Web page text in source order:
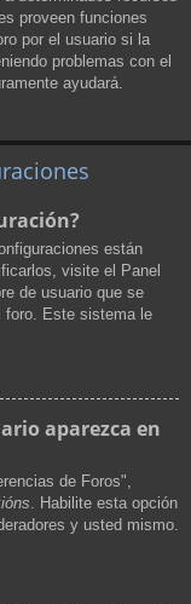
proveen funciones
por el usuario si la
problemas con el
ayudará.
están
visite el Panel
de usuario que se
foro. Este sistema le
aparezca en
de Foros",
. Habilite esta opción
y usted mismo.